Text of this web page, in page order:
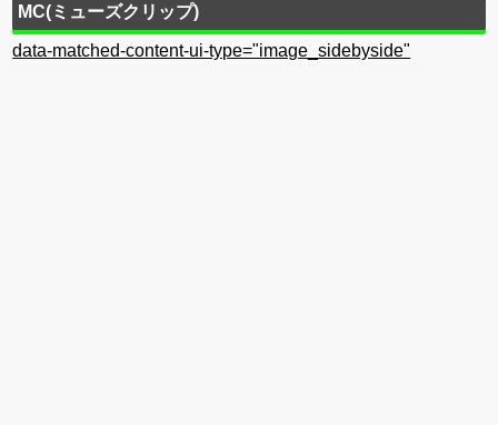
MC(ミューズクリップ)
data-matched-content-ui-type="image_sidebyside"